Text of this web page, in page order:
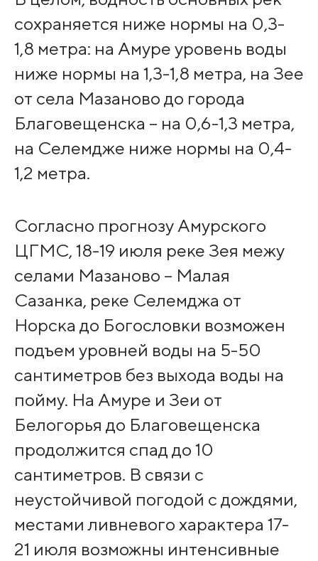
сохраняется ниже нормы на 0,3-
1,8 метра: на Амуре уровень воды
ниже нормы на 1,3-1,8 метра, на Зее
от села Мазаново до города
Благовещенска – на 0,6-1,3 метра,
на Селемдже ниже нормы на 0,4-
1,2 метра.
Согласно прогнозу Амурского
ЦГМС, 18-19 июля реке Зея межу
селами Мазаново – Малая
Сазанка, реке Селемджа от
Норска до Богословки возможен
подъем уровней воды на 5-50
сантиметров без выхода воды на
пойму. На Амуре и Зеи от
Белогорья до Благовещенска
продолжится спад до 10
сантиметров. В связи с
неустойчивой погодой с дождями,
местами ливневого характера 17-
21 июля возможны интенсивные